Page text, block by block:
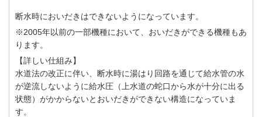
断水時においだきはできないようになっています。
※2005年以前の一部機種において、おいだきができる機種もあ
ります。
【詳しい仕組み】
水道法の改正に伴い、断水時に湯はり回路を通じて給水管の水
が逆流しないように給水圧（上水道の蛇口から水が十分に出る
状態）がかからないとおいだきができない構造になっていま
す。